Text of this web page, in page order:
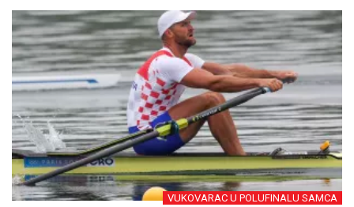
VUKOVARAC U POLUFINALU SAMCA